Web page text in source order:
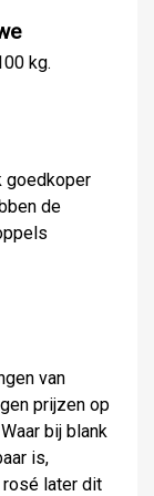
kg.
goedkoper
de
van
prijzen op
bij blank
is,
later dit